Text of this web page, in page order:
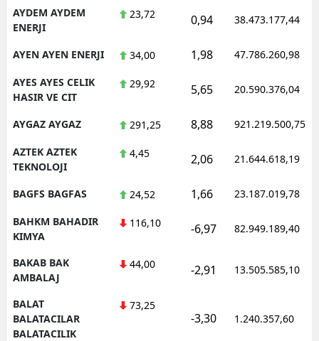
AYDEM AYDEM
ENERJI
23,72 0,94 38.473.177,44
AYEN AYEN ENERJI 34,00 1,98 47.786.260,98
AYES AYES CELIK
HASIR VE CIT
29,92 5,65 20.590.376,04
AYGAZ AYGAZ 291,25 8,88 921.219.500,75
AZTEK AZTEK
TEKNOLOJI
4,45 2,06 21.644.618,19
BAGFS BAGFAS 24,52 1,66 23.187.019,78
BAHKM BAHADIR
KIMYA
116,10 -6,97 82.949.189,40
BAKAB BAK
AMBALAJ
44,00 -2,91 13.505.585,10
BALAT
BALATACILAR
BALATACILIK
73,25
-3,30 1.240.357,60